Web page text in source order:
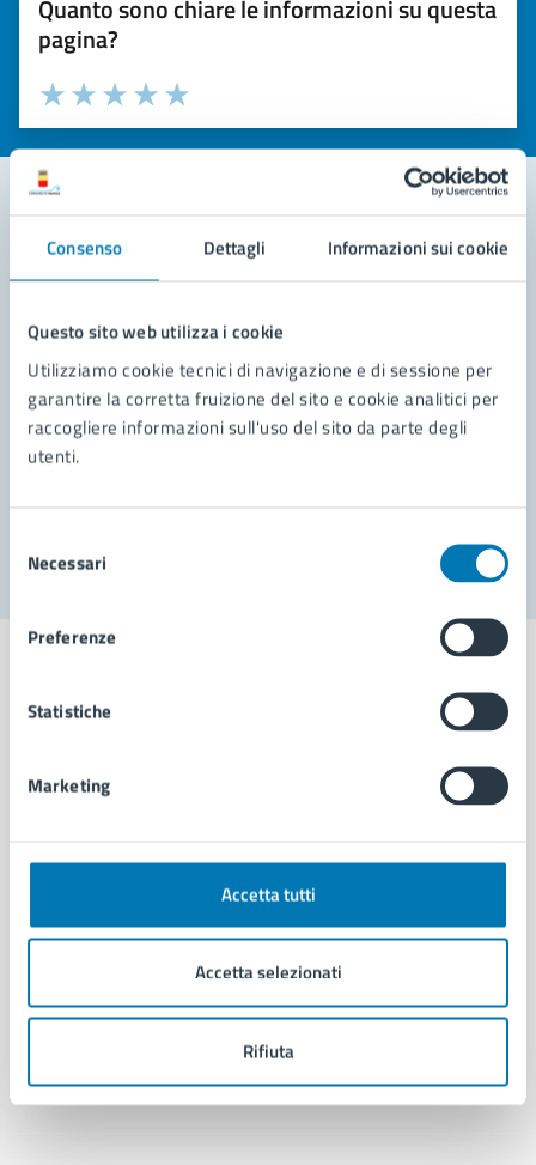
Consenso Dettagli Informazioni sui cookie
Questo sito web utilizza i cookie
Utilizziamo cookie tecnici di navigazione e di sessione per
garantire la corretta fruizione del sito e cookie analitici per
raccogliere informazioni sull'uso del sito da parte degli
utenti.
delNecessari
Preferenze
Statistiche
Marketing
Accetta tutti
Accetta selezionati
Rifiuta
Quanto sono chiare le informazioni su questa
pagina?
Valuta la chiarezza delle informazioni (da 1 a 5 stelle)
Seleziona il numero di stelle per valutare la chiarezza delle
Valuta 5 stelle su 5
Valuta 4 stelle su 5
Valuta 3 stelle su 5
Valuta 2 stelle su 5
Valuta 1 stelle su 5
Contatta il comune
Richiedi assistenza
Prenota appuntamento
Problemi in città
Aree amministrative
Uffici
Politici
Intranet, posta aziendale e protocollo